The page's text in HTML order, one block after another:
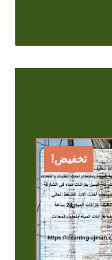
تخفيض!